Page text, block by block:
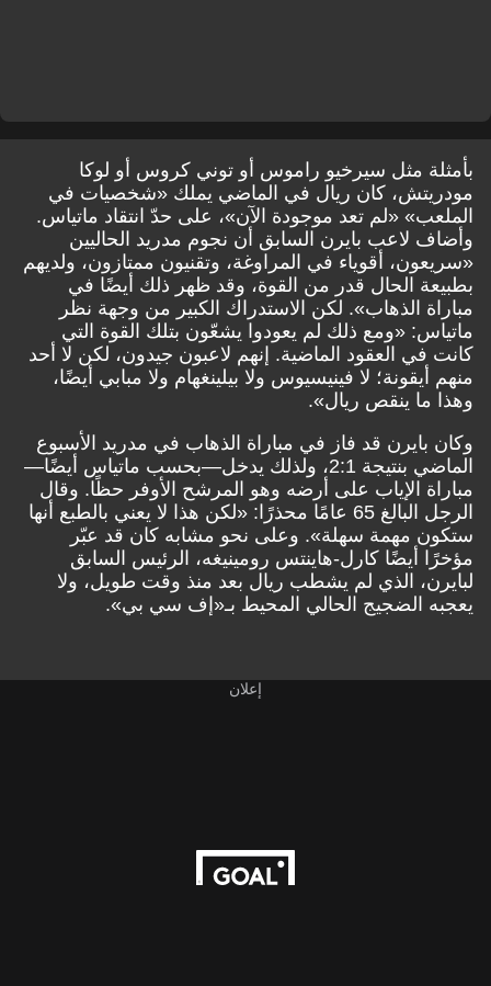
بأمثلة مثل سيرخيو راموس أو توني كروس أو لوكا
مودريتش، كان ريال في الماضي يملك «شخصيات في
الملعب» «لم تعد موجودة الآن»، على حدّ انتقاد ماتياس.
وأضاف لاعب بايرن السابق أن نجوم مدريد الحاليين
«سريعون، أقوياء في المراوغة، وتقنيون ممتازون، ولديهم
بطبيعة الحال قدر من القوة، وقد ظهر ذلك أيضًا في
مباراة الذهاب». لكن الاستدراك الكبير من وجهة نظر
ماتياس: «ومع ذلك لم يعودوا يشعّون بتلك القوة التي
كانت في العقود الماضية. إنهم لاعبون جيدون، لكن لا أحد
منهم أيقونة؛ لا فينيسيوس ولا بيلينغهام ولا مبابي أيضًا،
وهذا ما ينقص ريال».
وكان بايرن قد فاز في مباراة الذهاب في مدريد الأسبوع
الماضي بنتيجة 2:1، ولذلك يدخل—بحسب ماتياس أيضًا—
مباراة الإياب على أرضه وهو المرشح الأوفر حظًا. وقال
الرجل البالغ 65 عامًا محذرًا: «لكن هذا لا يعني بالطبع أنها
ستكون مهمة سهلة». وعلى نحو مشابه كان قد عبّر
مؤخرًا أيضًا كارل-هاينتس رومينيغه، الرئيس السابق
لبايرن، الذي لم يشطب ريال بعد منذ وقت طويل، ولا
يعجبه الضجيج الحالي المحيط بـ«إف سي بي».
إعلان